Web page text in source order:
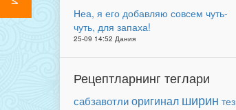
Неа, я его добавляю совсем чуть-
чуть, для запаха!
25-09 14:52 Дания
Рецептларнинг теглари
сабзавотлиоригинал ширин тез